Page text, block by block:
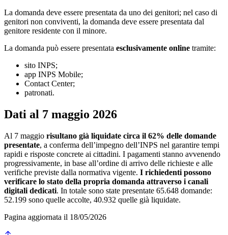
La domanda deve essere presentata da uno dei genitori; nel caso di
genitori non conviventi, la domanda deve essere presentata dal
genitore residente con il minore.
La domanda può essere presentata esclusivamente online tramite:
sito INPS;
app INPS Mobile;
Contact Center;
patronati.
Dati al 7 maggio 2026
Al 7 maggio risultano già liquidate circa il 62% delle domande
presentate, a conferma dell’impegno dell’INPS nel garantire tempi
rapidi e risposte concrete ai cittadini. I pagamenti stanno avvenendo
progressivamente, in base all’ordine di arrivo delle richieste e alle
verifiche previste dalla normativa vigente. I richiedenti possono
verificare lo stato della propria domanda attraverso i canali
digitali dedicati. In totale sono state presentate 65.648 domande:
52.199 sono quelle accolte, 40.932 quelle già liquidate.
Pagina aggiornata il 18/05/2026